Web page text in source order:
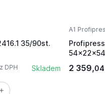
35/90st.
DPH Skladem
A1
54x22x54
2 359,04